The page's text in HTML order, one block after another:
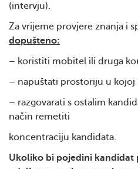
(intervju).
Za vrijeme provjere znanja i
dopušteno:
– koristiti mobitel ili druga
– napuštati prostoriju u kojoj
– razgovarati s ostalim
način remetiti
koncentraciju kandidata.
Ukoliko bi pojedini kandidat